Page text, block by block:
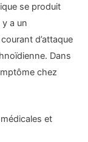
se produit
y a un
d’attaque
Dans
chez
et